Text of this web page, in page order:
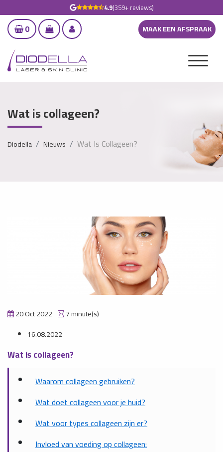
4.9(359+ reviews)
0 MAAK EEN AFSPRAAK
Wat is collageen?
Diodella Nieuws Wat Is Collageen?
20 Oct 2022
7 minute(s)
16.08.2022
Wat is collageen?
Waarom collageen gebruiken?
Wat doet collageen voor je huid?
Wat voor types collageen zijn er?
Invloed van voeding op collageen: